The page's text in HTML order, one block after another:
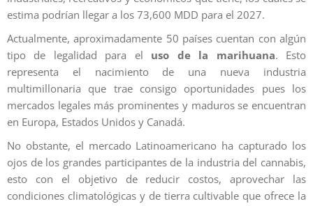
estima podrían llegar a los 73,600 MDD para el 2027.
Actualmente, aproximadamente 50 países cuentan con algún
tipo de legalidad para el uso de la marihuana. Esto
representa el nacimiento de una nueva industria
multimillonaria que trae consigo oportunidades pues los
mercados legales más prominentes y maduros se encuentran
en Europa, Estados Unidos y Canadá.
No obstante, el mercado Latinoamericano ha capturado los
ojos de los grandes participantes de la industria del cannabis,
esto con el objetivo de reducir costos, aprovechar las
condiciones climatológicas y de tierra cultivable que ofrece la